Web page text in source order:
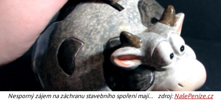
Nesporný zájem na záchranu stavebního spoření mají
zdroj:NašePeníze.cz